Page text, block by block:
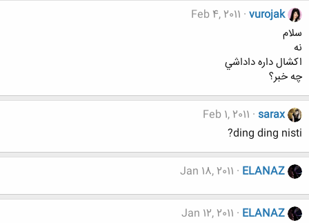
vurojak
Feb 4, 2011
سلام
نه
اكشال داره داداشي
چه خبر؟
sarax
Feb 1, 2011
ding ding nisti?
ELANAZ
Jan 18, 2011
ELANAZ
Jan 12, 2011